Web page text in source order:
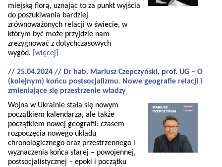
miejską florą, uznając to za punkt wyjścia
do poszukiwania bardziej
zrównoważonych relacji w świecie, w
którym być może przyjdzie nam
zrezygnować z dotychczasowych
wygód.
[więcej]
// 25.04.2024 // Dr hab. Mariusz Czepczyński, prof. UG – O
(kolejnym) końcu postsocjalizmu. Nowe geografie relacji i
zmieniające się przestrzenie władzy
Wojna w Ukrainie stała się nowym
początkiem kalendarza, ale także
początkiem nowej geografii: czasem
rozpoczęcia nowego układu
chronologicznego oraz przestrzennego i
wyznaczenia końca starej – powojennej,
postsocjalistycznej – epoki i początku